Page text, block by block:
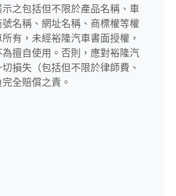
之包括但不限於產品名稱、車
名稱、網址名稱、商標權等權
有，未經裕隆汽車書面授權，
擅自使用。否則，應對裕隆汽
損失（包括但不限於律師費、
全賠償之責。